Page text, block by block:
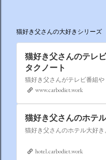
猫好き父さんの大好きシリーズ
猫好き父さんのテレ
タクノート
www.carbodiet.work
猫好き父さんのホテ
hotel.carbodiet.work